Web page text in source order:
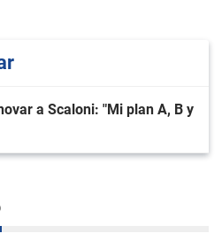
a Scaloni: "Mi plan A, B y